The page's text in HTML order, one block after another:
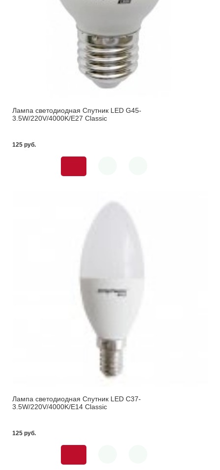
Лампа светодиодная Спутник LED G45-
3.5W/220V/4000K/E27 Classic
125 pуб.
Лампа светодиодная Спутник LED С37-
3.5W/220V/4000K/E14 Classic
125 pуб.